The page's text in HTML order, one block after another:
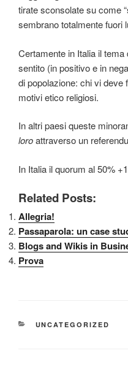
tirate sconsolate su come
sembrano totalmente fuori
Certamente in Italia il
sentito (in positivo e in
di popolazione: chi vi
motivi etico religiosi.
In altri paesi queste
loroattraverso un
In Italia il quorum al 50%
Related Posts:
Allegria!
Passaparola: un case
Blogs and Wikis in
Prova
CATEGORIE
UNCATEGORIZED